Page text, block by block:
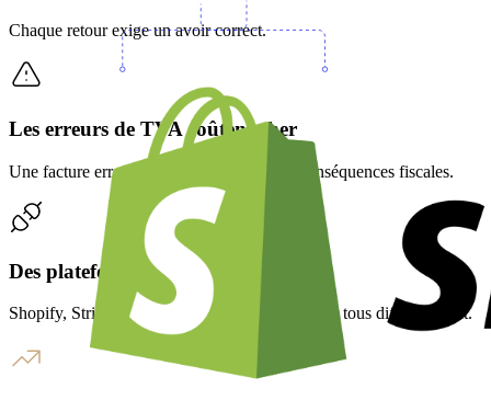
Chaque retour exige un avoir correct.
Les erreurs de TVA coûtent cher
Une facture erronée peut avoir de lourdes conséquences fiscales.
Des plateformes dispersées
Shopify, Stripe, PayPal et Amazon fonctionnent tous différemment.